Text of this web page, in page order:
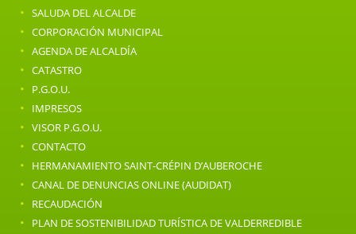
· SALUDA DEL ALCALDE
· CORPORACIÓN MUNICIPAL
· AGENDA DE ALCALDÍA
· CATASTRO
· P.G.O.U.
· IMPRESOS
· VISOR P.G.O.U.
· CONTACTO
· HERMANAMIENTO SAINT-CRÉPIN D’AUBEROCHE
· CANAL DE DENUNCIAS ONLINE (AUDIDAT)
· RECAUDACIÓN
· PLAN DE SOSTENIBILIDAD TURÍSTICA DE VALDERREDIBLE